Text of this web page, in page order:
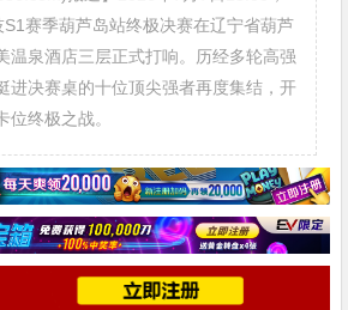
赛季葫芦岛站终极决赛在辽宁省葫芦
温泉酒店三层正式打响。历经多轮高强
进决赛桌的十位顶尖强者再度集结，开
位终极之战。